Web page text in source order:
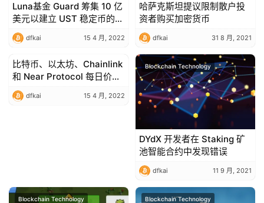
Luna基金 Guard 筹集 10 亿
美元以建立 UST 稳定币的可
持续性
dfkai 15 4 月, 2022
哈萨克斯坦提议限制散户投
资者购买加密货币
dfkai 31 8 月, 2021
Blockchain Technology
比特币、以太坊、Chainlink
和 Near Protocol 每日价格
分析——2 月 22 日综述
dfkai 15 4 月, 2022
Blockchain Technology
DYdX 开发者在 Staking 矿
池智能合约中发现错误
dfkai 11 9 月, 2021
Blockchain Technology Blockchain Technology